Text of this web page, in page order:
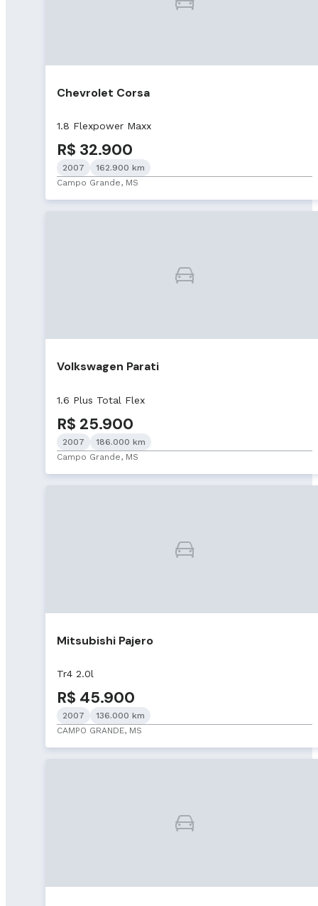
Chevrolet Corsa
1.8 Flexpower Maxx
R$ 32.900
2007
162.900 km
Campo Grande, MS
Volkswagen Parati
1.6 Plus Total Flex
R$ 25.900
2007
186.000 km
Campo Grande, MS
Mitsubishi Pajero
Tr4 2.0l
R$ 45.900
2007
136.000 km
CAMPO GRANDE, MS